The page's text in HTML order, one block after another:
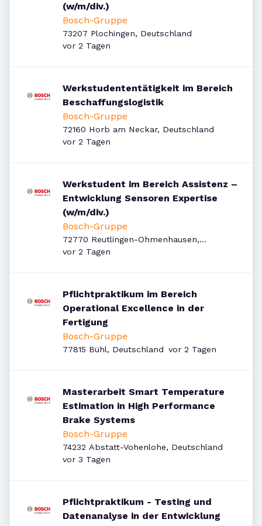
(w/m/div.)
Bosch-Gruppe
73207 Plochingen, Deutschland
Veröffentlicht
vor 2 Tagen
Werkstudententätigkeit im Bereich
Beschaffungslogistik
Bosch-Gruppe
72160 Horb am Neckar, Deutschland
Veröffentlicht
vor 2 Tagen
Werkstudent im Bereich Assistenz –
Entwicklung Sensoren Expertise
(w/m/div.)
Bosch-Gruppe
72770 Reutlingen-Ohmenhausen,
Deutschland
Veröffentlicht
vor 2 Tagen
Pflichtpraktikum im Bereich
Operational Excellence in der
Fertigung
Bosch-Gruppe
77815 Bühl, Deutschland Veröffentlicht
vor 2 Tagen
Masterarbeit Smart Temperature
Estimation in High Performance
Brake Systems
Bosch-Gruppe
74232 Abstatt-Vohenlohe, Deutschland
Veröffentlicht
vor 3 Tagen
Pflichtpraktikum - Testing und
Datenanalyse in der Entwicklung